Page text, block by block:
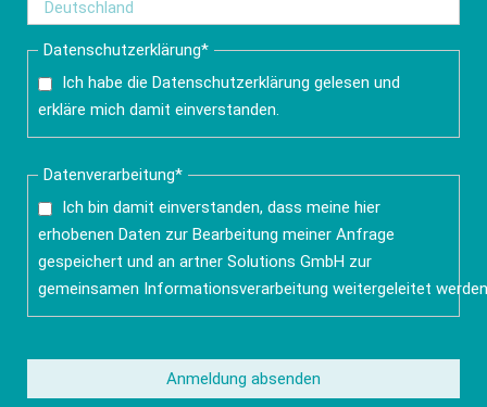
Pflichtfeld
Datenschutzerklärung*
Ich habe dieDatenschutzerklärung gelesen und
erkläre mich damit einverstanden.
Pflichtfeld
Datenverarbeitung*
Ich bin damit einverstanden, dass meine hier
erhobenen Daten zur Bearbeitung meiner Anfrage
gespeichert und an artner Solutions GmbH zur
gemeinsamen Informationsverarbeitung weitergeleitet
Anmeldung absenden